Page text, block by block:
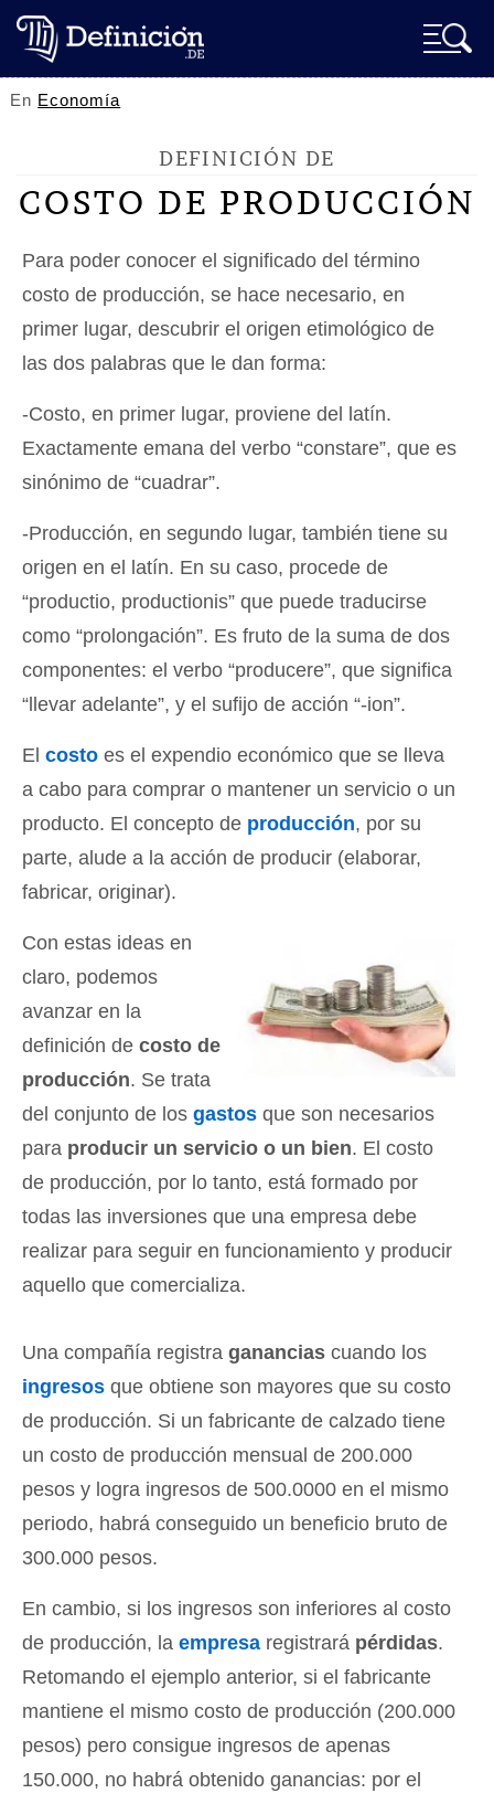
En Economía
DEFINICIÓN DE
COSTO DE PRODUCCIÓN
Para poder conocer el significado del término
costo de producción, se hace necesario, en
primer lugar, descubrir el origen etimológico de
las dos palabras que le dan forma:
-Costo, en primer lugar, proviene del latín.
Exactamente emana del verbo “constare”, que es
sinónimo de “cuadrar”.
-Producción, en segundo lugar, también tiene su
origen en el latín. En su caso, procede de
“productio, productionis” que puede traducirse
como “prolongación”. Es fruto de la suma de dos
componentes: el verbo “producere”, que significa
“llevar adelante”, y el sufijo de acción “-ion”.
El costo es el expendio económico que se lleva
a cabo para comprar o mantener un servicio o un
producto. El concepto de producción, por su
parte, alude a la acción de producir (elaborar,
fabricar, originar).
Con estas ideas en
claro, podemos
avanzar en la
definición de costo de
producción. Se trata
del conjunto de los gastos que son necesarios
para producir un servicio o un bien. El costo
de producción, por lo tanto, está formado por
todas las inversiones que una empresa debe
realizar para seguir en funcionamiento y producir
aquello que comercializa.
Una compañía registra ganancias cuando los
ingresos que obtiene son mayores que su costo
de producción. Si un fabricante de calzado tiene
un costo de producción mensual de 200.000
pesos y logra ingresos de 500.0000 en el mismo
periodo, habrá conseguido un beneficio bruto de
300.000 pesos.
En cambio, si los ingresos son inferiores al costo
de producción, la empresa registrará pérdidas.
Retomando el ejemplo anterior, si el fabricante
mantiene el mismo costo de producción (200.000
pesos) pero consigue ingresos de apenas
150.000, no habrá obtenido ganancias: por el